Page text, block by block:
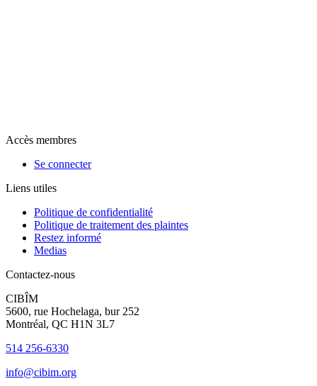
Accès membres
Se connecter
Liens utiles
Politique de confidentialité
Politique de traitement des plaintes
Restez informé
Medias
Contactez-nous
CIBÎM
5600, rue Hochelaga, bur 252
Montréal, QC H1N 3L7
514 256-6330
info@cibim.org